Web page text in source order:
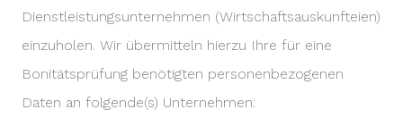
Dienstleistungsunternehmen (Wirtschaftsauskunfteien)
einzuholen. Wir übermitteln hierzu Ihre für eine
Bonitätsprüfung benötigten personenbezogenen
Daten an folgende(s) Unternehmen: